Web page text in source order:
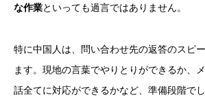
な作業といっても過言ではありません。
特に中国人は、問い合わせ先の返答のスピ
ます。 現地の言葉でやりとりができるか、
話全てに対応ができるかなど、準備段階で